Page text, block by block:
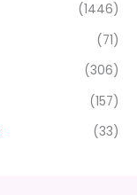
(1446)
(71)
(306)
(157)
(33)